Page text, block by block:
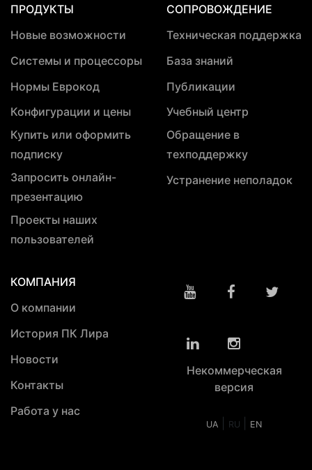
ПРОДУКТЫ
Новые возможности
Системы и процессоры
Нормы Еврокод
Конфигурации и цены
Купить или оформить
подписку
Запросить онлайн-
презентацию
Проекты наших
пользователей
СОПРОВОЖДЕНИЕ
Техническая поддержка
База знаний
Публикации
Учебный центр
Обращение в
техподдержку
Устранение неполадок
КОМПАНИЯ
О компании
История ПК Лира
Новости
Контакты
Работа у нас
Некоммерческая
версия
UA RU EN